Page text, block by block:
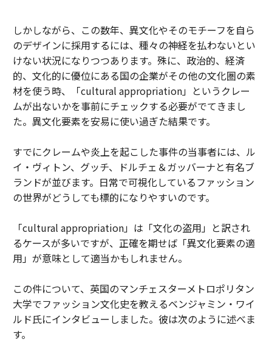
しかしながら、この数年、異文化やそのモチーフを自ら
のデザインに採用するには、種々の神経を払わないとい
けない状況になりつつあります。殊に、政治的、経済
的、文化的に優位にある国の企業がその他の文化圏の素
材を使う時、「cultural appropriation」というクレー
ムが出ないかを事前にチェックする必要がでてきまし
た。異文化要素を安易に使い過ぎた結果です。
すでにクレームや炎上を起こした事件の当事者には、ル
イ・ヴィトン、グッチ、ドルチェ＆ガッバーナと有名ブ
ランドが並びます。日常で可視化しているファッション
の世界がどうしても標的になりやすいのです。
「cultural appropriation」は「文化の盗用」と訳され
るケースが多いですが、正確を期せば「異文化要素の適
用」が意味として適当かもしれません。
この件について、英国のマンチェスターメトロポリタン
大学でファッション文化史を教えるベンジャミン・ワイ
ルド氏にインタビューしました。彼は次のように述べま
す。